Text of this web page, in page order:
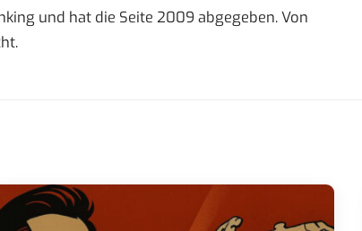
und hat die Seite 2009 abgegeben. Von